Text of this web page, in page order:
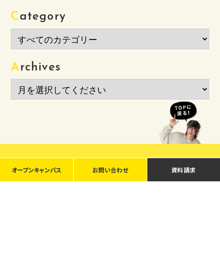
Category
Archives
AICHI BUNKA FASHION COLLEGE SOCIAL
オープンキャンパス お問い合わせ 資料請求